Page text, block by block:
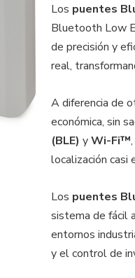
Los puentes
Bluetooth Low
de precisión y
real,
A diferencia de
económica, sin
(BLE) yWi-Fi™
localización
Los puentes
sistema de fácil
entornos
y el control de